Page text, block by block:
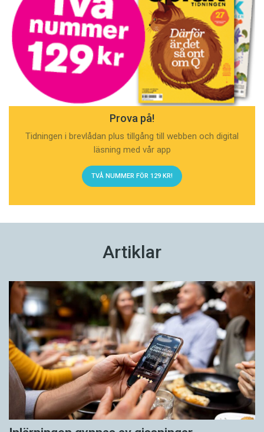
Prova på!
Tidningen i brevlådan plus tillgång till webben och digital
läsning med vår app
TVÅ NUMMER FÖR 129 KR!
Artiklar